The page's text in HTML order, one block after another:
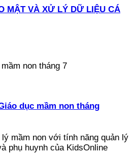
MẬT VÀ XỬ LÝ DỮ LIỆU CÁ
dục mầm non tháng